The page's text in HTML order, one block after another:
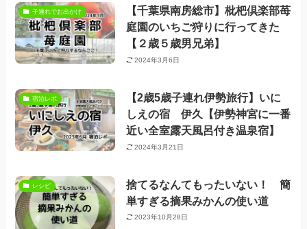
子連れでお出かけ
【千葉県南房総市】枇杷倶楽部苺
庭園のいちご狩りに行ってきた
【２歳５歳男兄弟】
2024年3月6日
宿泊レポ
【2歳5歳子連れ伊勢旅行】いに
しえの宿 伊久【伊勢神宮に一番
近い全室露天風呂付き温泉宿】
2024年3月21日
レシピ
捨てるなんてもったいない！ 簡
単すぎる摘果みかんの使い道
2023年10月28日